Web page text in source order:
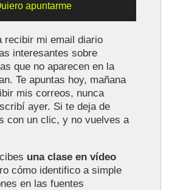
recibir mi email diario
interesantes sobre
que no aparecen en la
Te apuntas hoy, mañana
mis correos, nunca
ayer. Si te deja de
con un clic, y no vuelves a
una clase en vídeo
cómo identifico a simple
en las fuentes